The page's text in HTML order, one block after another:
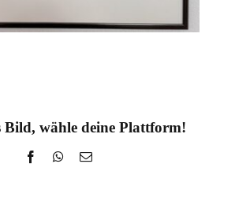
Bild, wähle deine Plattform!
FacebookWhatsApp
E-